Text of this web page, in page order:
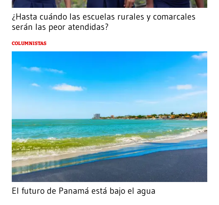
¿Hasta cuándo las escuelas rurales y comarcales
serán las peor atendidas?
COLUMNISTAS
El futuro de Panamá está bajo el agua